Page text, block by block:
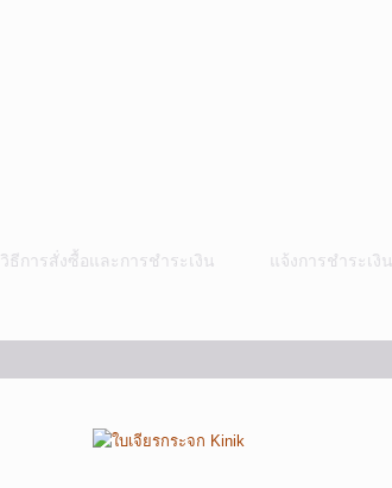
วิธีการสั่งซื้อและการชำระเงิน แจ้งการชำระเงิน